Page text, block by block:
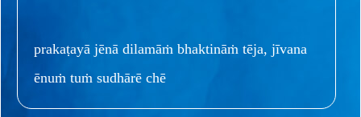
prakaṭayā jēnā dilamāṁ bhaktināṁ tēja, jīvana
ēnuṁ tuṁ sudhārē chē